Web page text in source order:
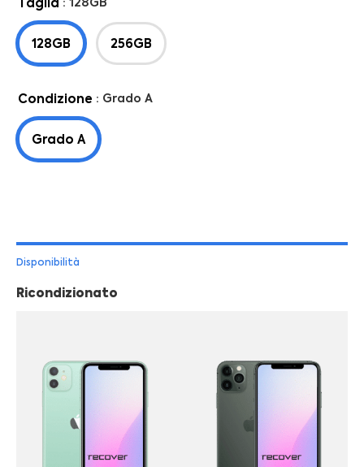
Taglia : 128GB
128GB 256GB
Condizione : Grado A
Grado A
Disponibilità
Ricondizionato